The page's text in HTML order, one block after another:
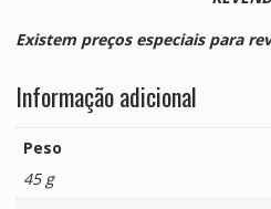
Existem preços especiais para
Informação adicional
Peso
45 g